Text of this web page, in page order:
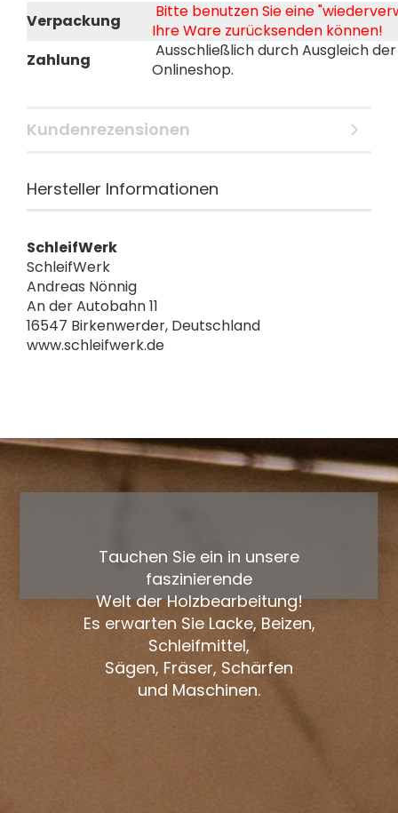
Verpackung
Bitte benutzen Sie eine
Ihre Ware zurücksenden können!
Zahlung
Ausschließlich durch Ausgleich
Onlineshop.
Kundenrezensionen
Hersteller Informationen
SchleifWerk
SchleifWerk
Andreas Nönnig
An der Autobahn 11
16547 Birkenwerder, Deutschland
www.schleifwerk.de
Tauchen Sie ein in unsere
faszinierende
Welt der Holzbearbeitung!
Es erwarten Sie Lacke, Beizen,
Schleifmittel,
Sägen, Fräser, Schärfen
und Maschinen.